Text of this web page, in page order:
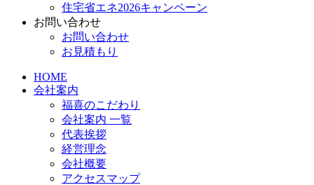
住宅省エネ2026キャンペーン
お問い合わせ
お問い合わせ
お見積もり
HOME
会社案内
福喜のこだわり
会社案内 一覧
代表挨拶
経営理念
会社概要
アクセスマップ